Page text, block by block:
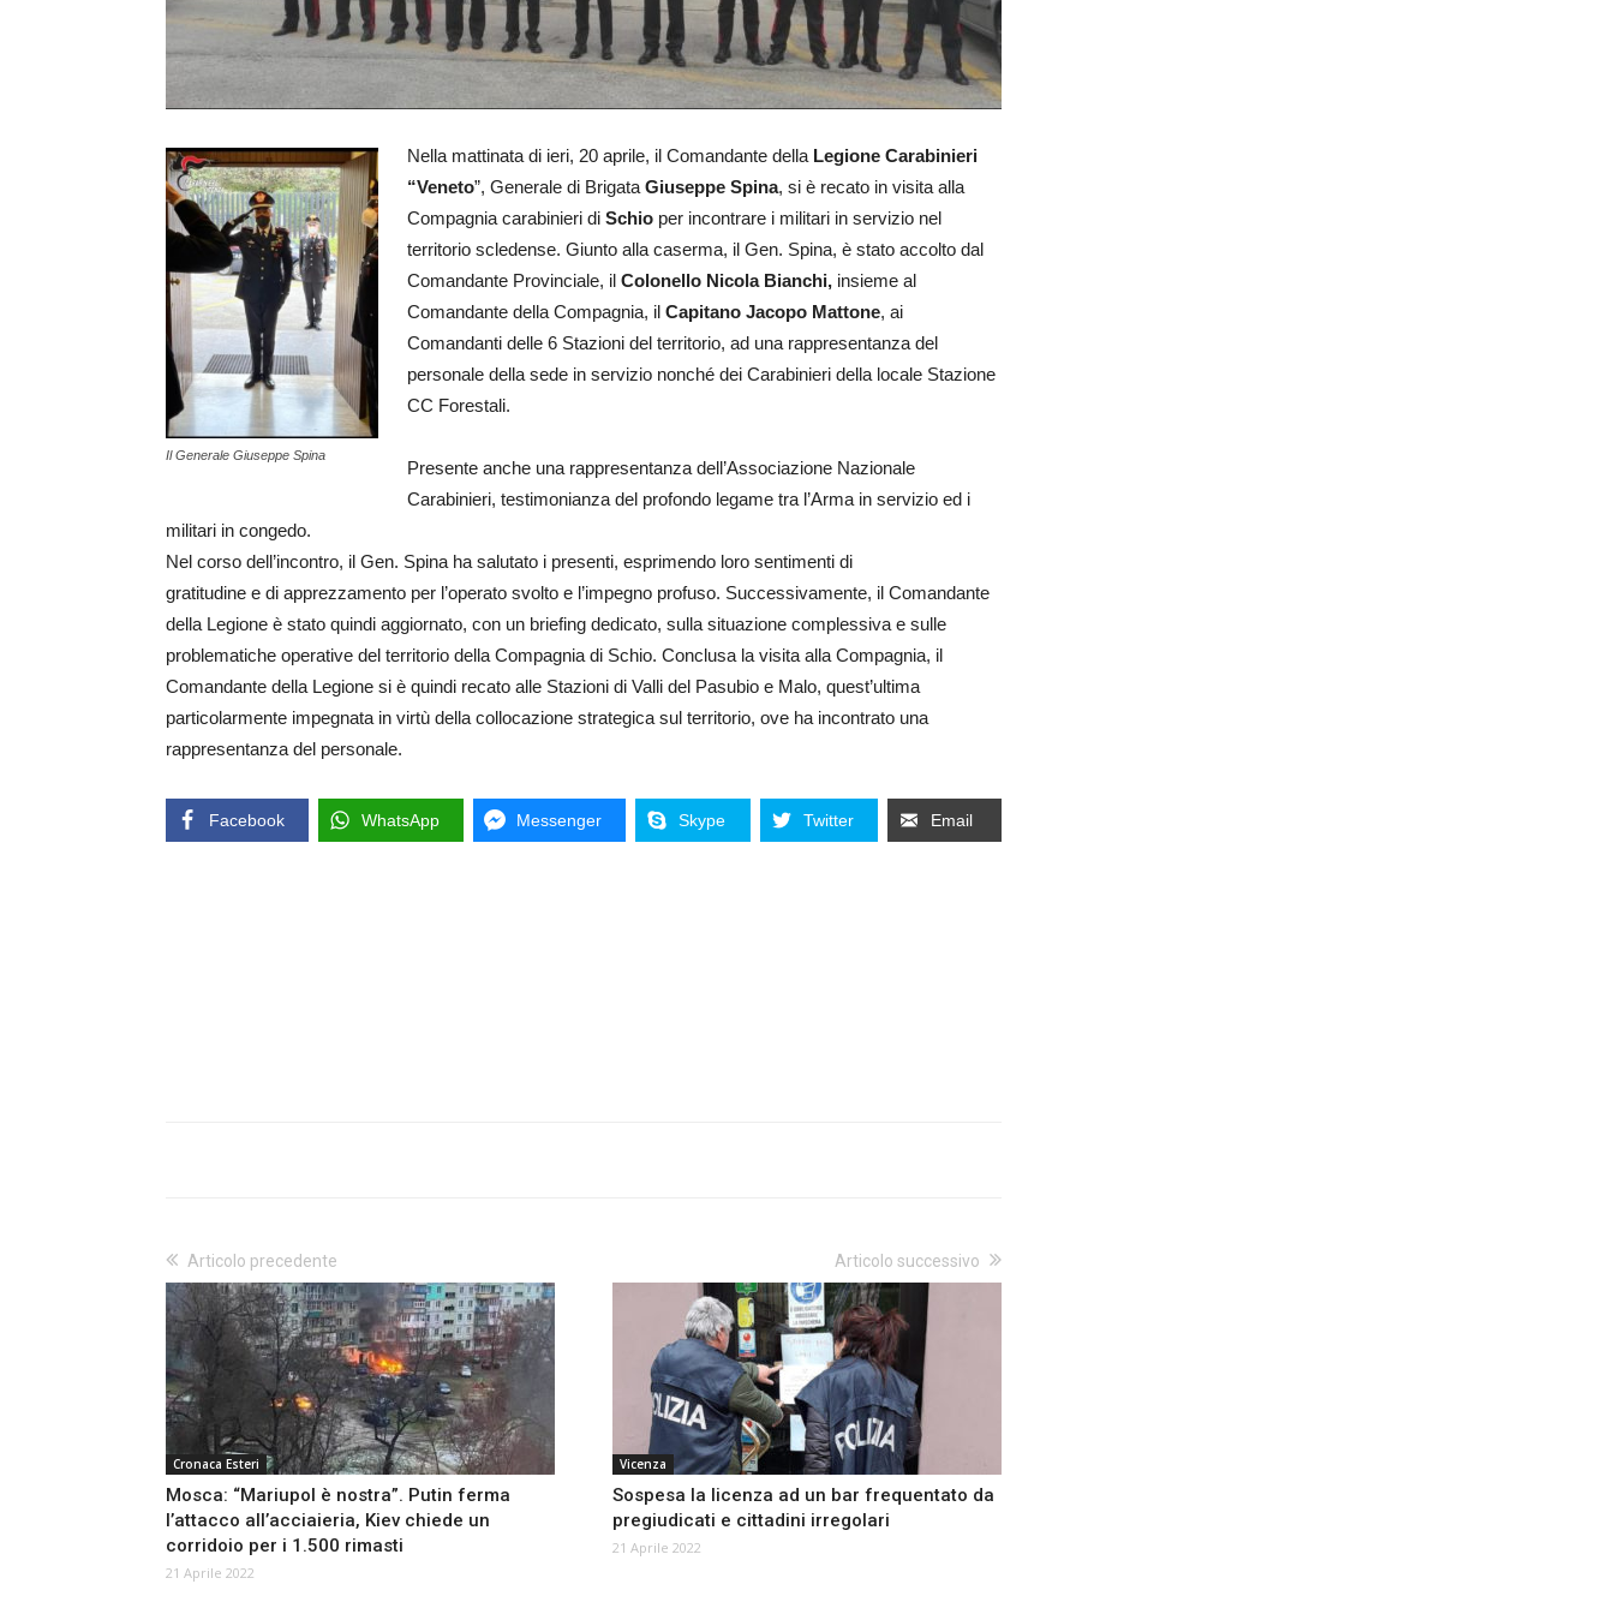
Il Generale Giuseppe Spina
Nella mattinata di ieri, 20 aprile, il Comandante della Legione Carabinieri
“Veneto”, Generale di Brigata Giuseppe Spina, si è recato in visita alla
Compagnia carabinieri di Schio per incontrare i militari in servizio nel
territorio scledense. Giunto alla caserma, il Gen. Spina, è stato accolto dal
Comandante Provinciale, il Colonello Nicola Bianchi, insieme al
Comandante della Compagnia, il Capitano Jacopo Mattone, ai
Comandanti delle 6 Stazioni del territorio, ad una rappresentanza del
personale della sede in servizio nonché dei Carabinieri della locale Stazione
CC Forestali.
Presente anche una rappresentanza dell’Associazione Nazionale
Carabinieri, testimonianza del profondo legame tra l’Arma in servizio ed i
militari in congedo.
Nel corso dell’incontro, il Gen. Spina ha salutato i presenti, esprimendo loro sentimenti di
gratitudine e di apprezzamento per l’operato svolto e l’impegno profuso. Successivamente, il Comandante
della Legione è stato quindi aggiornato, con un briefing dedicato, sulla situazione complessiva e sulle
problematiche operative del territorio della Compagnia di Schio. Conclusa la visita alla Compagnia, il
Comandante della Legione si è quindi recato alle Stazioni di Valli del Pasubio e Malo, quest’ultima
particolarmente impegnata in virtù della collocazione strategica sul territorio, ove ha incontrato una
rappresentanza del personale.
Facebook WhatsApp Messenger Skype Twitter Email
Articolo precedente
Cronaca Esteri
Mosca: “Mariupol è nostra”. Putin ferma
l’attacco all’acciaieria, Kiev chiede un
corridoio per i 1.500 rimasti
21 Aprile 2022
Articolo successivo
Vicenza
Sospesa la licenza ad un bar frequentato da
pregiudicati e cittadini irregolari
21 Aprile 2022